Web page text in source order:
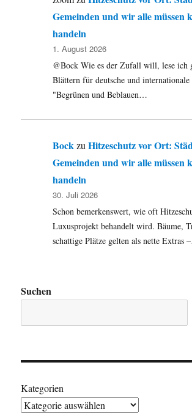
Gemeinden und wir alle müssen
handeln
1. August 2026
@Bock Wie es der Zufall will, lese ich
Blättern für deutsche und
"Begrünen und Beblauen…
Bock zuHitzeschutz vor Ort:
Gemeinden und wir alle müssen
handeln
30. Juli 2026
Schon bemerkenswert, wie oft
Luxusprojekt behandelt wird. Bäume,
schattige Plätze gelten als nette Extras
Suchen
Kategorien